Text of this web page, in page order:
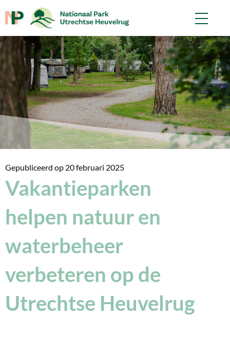
Gepubliceerd op 20 februari 2025
Vakantieparken
helpen natuur en
waterbeheer
verbeteren op de
Utrechtse Heuvelrug